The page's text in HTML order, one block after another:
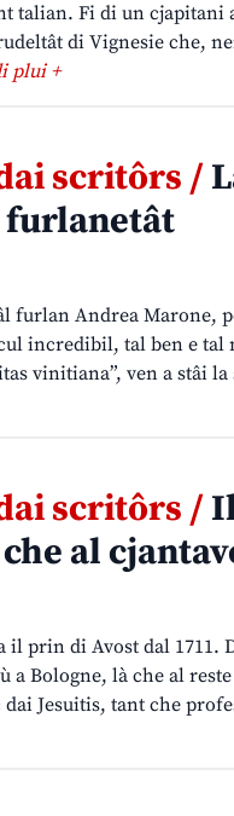
talian. Fi di un
di Vignesie che,
plui +
scritôrs /
furlanetât
Andrea Marone,
incredibil, tal ben e tal
vinitiana”, ven a stâi
scritôrs /
al
il prin di Avost dal 1711.
a Bologne, là che al
Jesuitis, tant che